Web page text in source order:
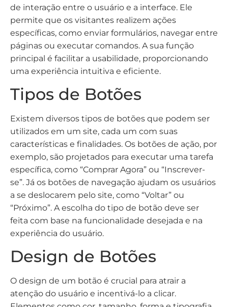
de interação entre o usuário e a interface. Ele
permite que os visitantes realizem ações
específicas, como enviar formulários, navegar entre
páginas ou executar comandos. A sua função
principal é facilitar a usabilidade, proporcionando
uma experiência intuitiva e eficiente.
Tipos de Botões
Existem diversos tipos de botões que podem ser
utilizados em um site, cada um com suas
características e finalidades. Os botões de ação, por
exemplo, são projetados para executar uma tarefa
específica, como “Comprar Agora” ou “Inscrever-
se”. Já os botões de navegação ajudam os usuários
a se deslocarem pelo site, como “Voltar” ou
“Próximo”. A escolha do tipo de botão deve ser
feita com base na funcionalidade desejada e na
experiência do usuário.
Design de Botões
O design de um botão é crucial para atrair a
atenção do usuário e incentivá-lo a clicar.